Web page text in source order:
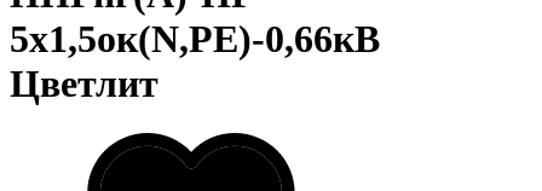
5х1,5ок(N,PE)-0,66кВ
Цветлит